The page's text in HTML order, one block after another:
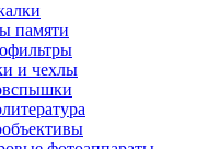
памяти
и чехлы